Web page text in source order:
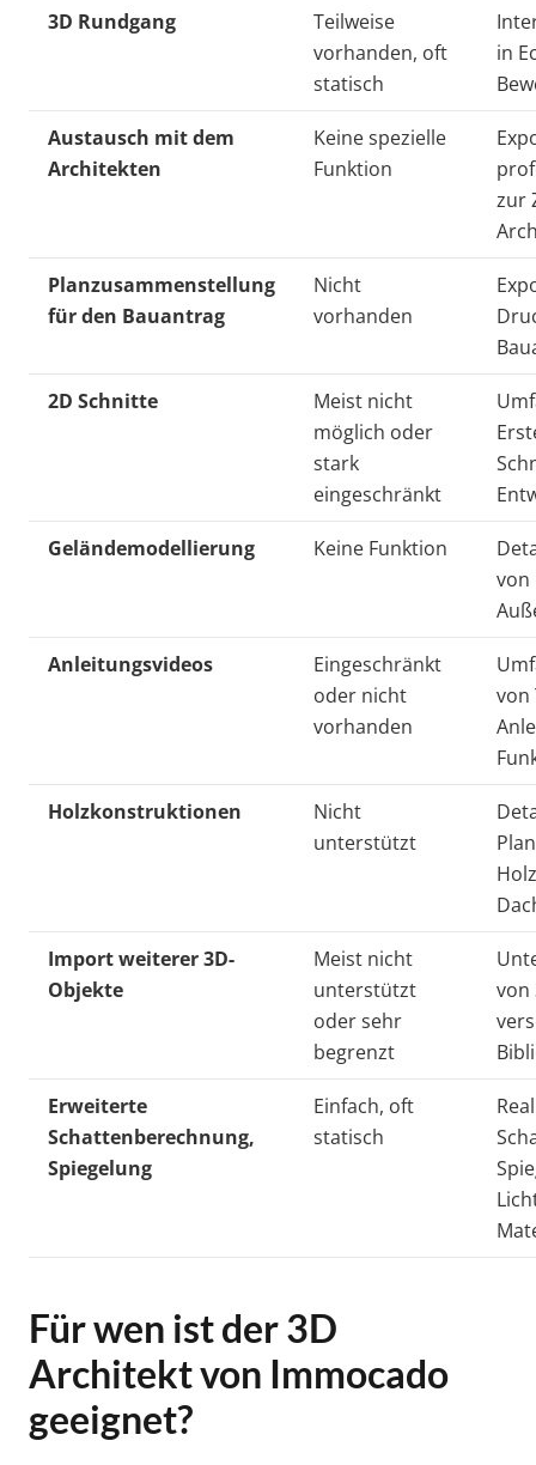
3D Rundgang
Teilweise
vorhanden, oft
statisch
in
Austausch mit dem
Architekten
Keine spezielle
Funktion
zur
Planzusammenstellung
für den Bauantrag
Nicht
vorhanden
2D Schnitte
Meist nicht
möglich oder
stark
eingeschränkt
Geländemodellierung Keine Funktion
von
Anleitungsvideos
Eingeschränkt
oder nicht
vorhanden
von
Holzkonstruktionen
Nicht
unterstützt
Import weiterer 3D-
Objekte
Meist nicht
unterstützt
oder sehr
begrenzt
von
Erweiterte
Schattenberechnung,
Spiegelung
Einfach, oft
statisch
Für wen ist der 3D
Architekt von Immocado
geeignet?